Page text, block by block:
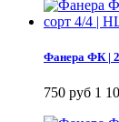
Фанера ФК |
750 руб 1